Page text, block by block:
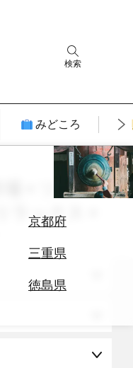
検索
みどころ
京都府
三重県
徳島県
場 × ツアー・
ラックス ×